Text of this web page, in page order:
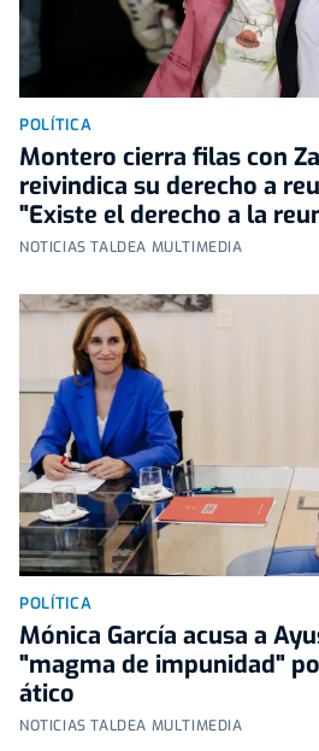
POLÍTICA
Montero cierra filas con
reivindica su derecho a
"Existe el derecho a la
NOTICIAS TALDEA MULTIMEDIA
POLÍTICA
Mónica García acusa a
"magma de impunidad"
ático
NOTICIAS TALDEA MULTIMEDIA